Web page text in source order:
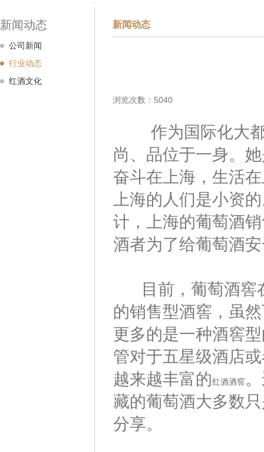
新闻动态
公司新闻
行业动态
红酒文化
新闻动态
浏览次数：5040
作为国际化大都
尚、品位于一身。
奋斗在上海，生活
上海的人们是小资
计，上海的葡萄酒
酒者为了给葡萄酒
目前，葡萄酒窖
的销售型酒窖，虽
更多的是一种酒窖
管对于五星级酒店
越来越丰富的红酒酒窖
藏的葡萄酒大多数
分享。